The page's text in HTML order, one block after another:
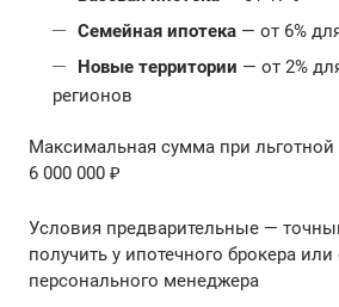
Семейная ипотека — от 6%
Новые территории — от 2%
регионов
Максимальная сумма при льготной
6 000 000 ₽
Условия предварительные —
получить у ипотечного брокера или
персонального менеджера